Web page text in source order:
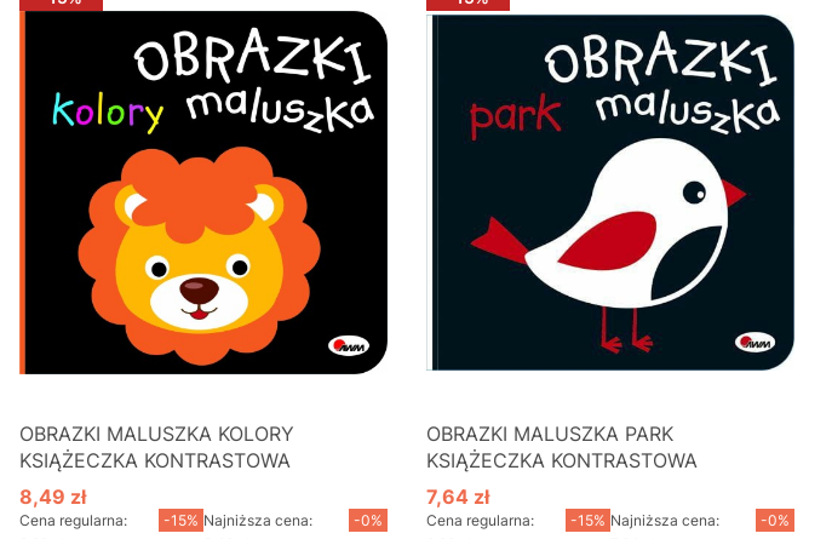
OBRAZKI MALUSZKA KOLORY
KSIĄŻECZKA KONTRASTOWA
Cena promocyjna
8,49 zł
Cena regularna:
-15% Najniższa cena:
-0%
OBRAZKI MALUSZKA PARK
KSIĄŻECZKA KONTRASTOWA
Cena promocyjna
7,64 zł
Cena regularna:
-15% Najniższa cena:
-0%